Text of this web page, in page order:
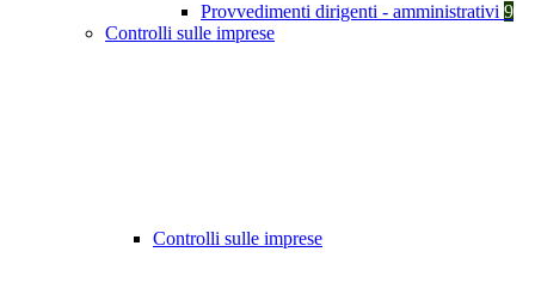
Provvedimenti dirigenti - amministrativi 9
Controlli sulle imprese
Controlli sulle imprese